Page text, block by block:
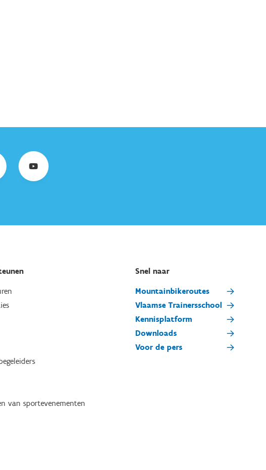
van sportevenementen
Snel naar
Mountainbikeroutes
Vlaamse Trainersschool
Kennisplatform
Downloads
Voor de pers